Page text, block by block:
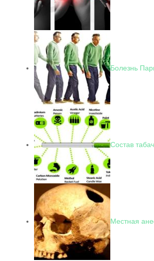
Болезнь
Состав
Местная